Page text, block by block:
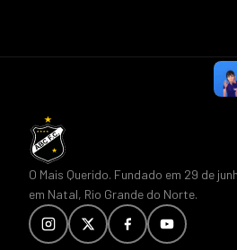
O Mais Querido. Fundado em 29 de
em Natal, Rio Grande do Norte.